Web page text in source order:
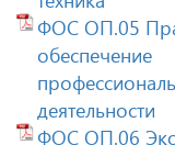
ФОС ОП.05
обеспечение
деятельности
ФОС ОП.06